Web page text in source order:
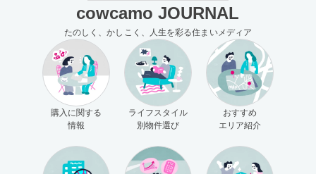
cowcamo JOURNAL
たのしく、かしこく、人生を彩る住まいメディア
購入に関する
情報
ライフスタイル
別物件選び
おすすめ
エリア紹介